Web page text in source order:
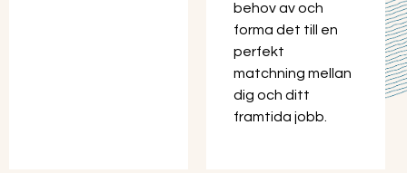
behov av och
forma det till en
perfekt
matchning mellan
dig och ditt
framtida jobb.